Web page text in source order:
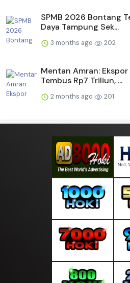
SPMB 2026 Bontang
Daya Tampung Sek...
3 months ago 202
Mentan Amran:
Tembus Rp7 Triliun, ...
2 months ago 201